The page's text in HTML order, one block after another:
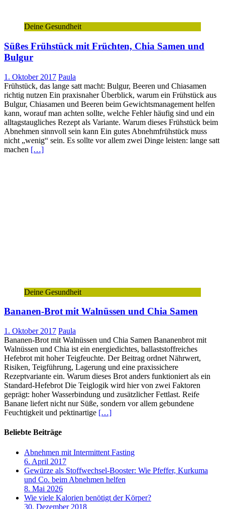
Deine Gesundheit
Süßes Frühstück mit Früchten, Chia Samen und
Bulgur
1. Oktober 2017 Paula
Frühstück, das lange satt macht: Bulgur, Beeren und Chiasamen
richtig nutzen Ein praxisnaher Überblick, warum ein Frühstück aus
Bulgur, Chiasamen und Beeren beim Gewichtsmanagement helfen
kann, worauf man achten sollte, welche Fehler häufig sind und ein
alltagstaugliches Rezept als Variante. Warum dieses Frühstück beim
Abnehmen sinnvoll sein kann Ein gutes Abnehmfrühstück muss
nicht „wenig“ sein. Es sollte vor allem zwei Dinge leisten: lange satt
machen […]
Deine Gesundheit
Bananen-Brot mit Walnüssen und Chia Samen
1. Oktober 2017 Paula
Bananen-Brot mit Walnüssen und Chia Samen Bananenbrot mit
Walnüssen und Chia ist ein energiedichtes, ballaststoffreiches
Hefebrot mit hoher Teigfeuchte. Der Beitrag ordnet Nährwert,
Risiken, Teigführung, Lagerung und eine praxissichere
Rezeptvariante ein. Warum dieses Brot anders funktioniert als ein
Standard-Hefebrot Die Teiglogik wird hier von zwei Faktoren
geprägt: hoher Wasserbindung und zusätzlicher Fettlast. Reife
Banane liefert nicht nur Süße, sondern vor allem gebundene
Feuchtigkeit und pektinartige […]
Beliebte Beiträge
Abnehmen mit Intermittent Fasting
6. April 2017
Gewürze als Stoffwechsel-Booster: Wie Pfeffer, Kurkuma
und Co. beim Abnehmen helfen
8. Mai 2026
Wie viele Kalorien benötigt der Körper?
30. Dezember 2018